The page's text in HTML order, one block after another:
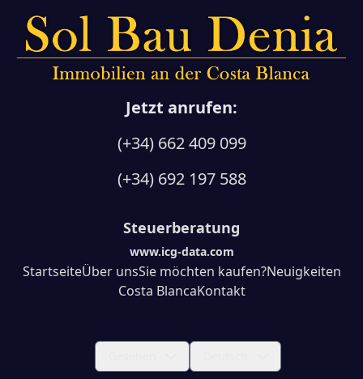
Jetzt anrufen:
(+34) 662 409 099
(+34) 692 197 588
Steuerberatung
www.icg-data.com
StartseiteÜber unsSie möchten kaufen?Neuigkeiten
Costa BlancaKontakt